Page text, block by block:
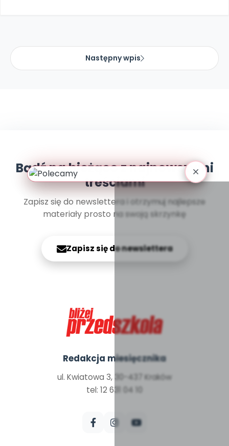
Następny wpis
Bądź na bieżąco z najnowszymi
treściami
Zapisz się do newslettera i otrzymuj najlepsze
materiały prosto na swoją skrzynkę
Zapisz się do newslettera
Redakcja miesięcznika
ul. Kwiatowa 3, 30-437 Kraków
tel: 12 631 04 10